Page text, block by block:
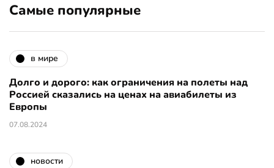
Самые популярные
в мире
Долго и дорого: как ограничения на полеты над
Россией сказались на ценах на авиабилеты из
Европы
07.08.2024
новости